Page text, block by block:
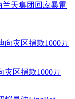
兰天集团回应暴雷
灾区捐款1000万